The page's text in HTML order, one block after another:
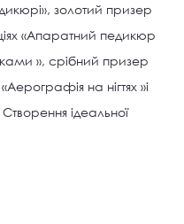
золотий призер
«Апаратний педикюр
», срібний призер
на нігтях »і
ідеальної